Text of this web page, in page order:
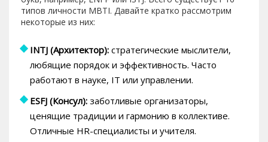
типов личности MBTI. Давайте кратко рассмотрим
некоторые из них:
INTJ (Архитектор): стратегические мыслители,
любящие порядок и эффективность. Часто
работают в науке, IT или управлении.
ESFJ (Консул): заботливые организаторы,
ценящие традиции и гармонию в коллективе.
Отличные HR-специалисты и учителя.